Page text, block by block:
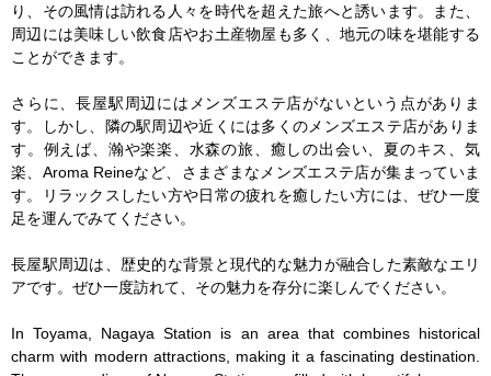
り、その風情は訪れる人々を時代を超えた旅へと誘います。また、
周辺には美味しい飲食店やお土産物屋も多く、地元の味を堪能する
ことができます。
さらに、長屋駅周辺にはメンズエステ店がないという点がありま
す。しかし、隣の駅周辺や近くには多くのメンズエステ店がありま
す。例えば、瀚や楽楽、水森の旅、癒しの出会い、夏のキス、気
楽、Aroma Reineなど、さまざまなメンズエステ店が集まっていま
す。リラックスしたい方や日常の疲れを癒したい方には、ぜひ一度
足を運んでみてください。
長屋駅周辺は、歴史的な背景と現代的な魅力が融合した素敵なエリ
アです。ぜひ一度訪れて、その魅力を存分に楽しんでください。
In Toyama, Nagaya Station is an area that combines historical
charm with modern attractions, making it a fascinating destination.